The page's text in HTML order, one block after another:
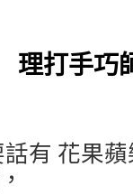
打手巧
有 花果